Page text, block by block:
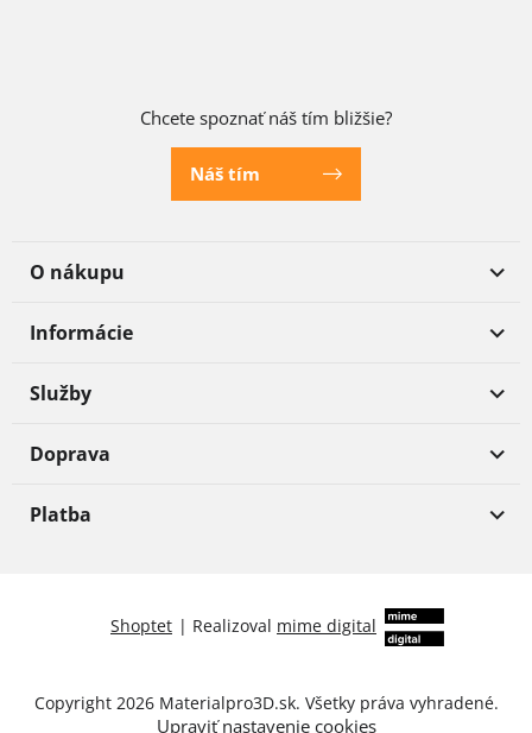
Chcete spoznať náš tím bližšie?
Náš tím
O nákupu
Informácie
Služby
Doprava
Platba
Shoptet | Realizoval mime digital
Copyright 2026 Materialpro3D.sk. Všetky práva vyhradené.
Upraviť nastavenie cookies